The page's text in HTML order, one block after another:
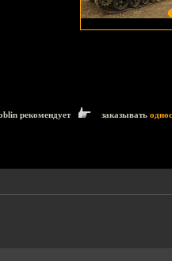
рекомендует заказывать